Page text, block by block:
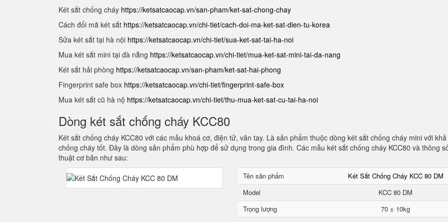
Két sắt chống cháy https://ketsatcaocap.vn/san-pham/ket-sat-chong-chay
Cách đổi mã két sắt https://ketsatcaocap.vn/chi-tiet/cach-doi-ma-ket-sat-dien-tu-korea
Sửa két sắt tại hà nội https://ketsatcaocap.vn/chi-tiet/sua-ket-sat-tai-ha-noi
Mua két sắt mini tại đà nẵng https://ketsatcaocap.vn/chi-tiet/mua-ket-sat-mini-tai-da-nang
Két sắt hải phòng https://ketsatcaocap.vn/san-pham/ket-sat-hai-phong
Fingerprint safe box https://ketsatcaocap.vn/chi-tiet/fingerprint-safe-box
Mua két sắt cũ hà nộ https://ketsatcaocap.vn/chi-tiet/thu-mua-ket-sat-cu-tai-ha-noi
Dòng két sắt chống cháy KCC80
Két sắt chống cháy KCC80 với các mẫu khoá cơ, điện tử, vân tay. Là sản phẩm thuộc dòng két sắt chống cháy mini với
chống cháy tốt. Đây là dòng sản phẩm phù hợp để sử dụng trong gia đình. Các mẫu két sắt chống cháy KCC80 và thông
thuật cơ bản như sau:
Tên sản phẩm
Két Sắt Chống Cháy KCC 80 DM
Model
KCC 80 DM
Trọng lượng
70 ± 10kg